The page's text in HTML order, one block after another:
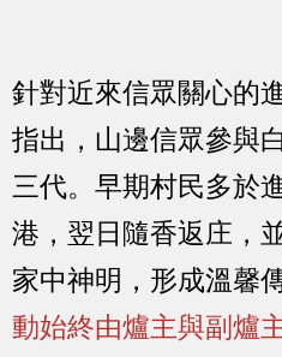
針對近來信眾關心的
指出，山邊信眾參與
三代。早期村民多於
港，翌日隨香返庄，
家中神明，形成溫馨傳
動始終由爐主與副爐